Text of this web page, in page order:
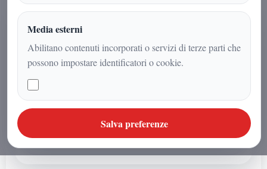
AUDIO ARTICOLO
Ascolta l'audio articolo
Questo articolo ha un audio dedicato della redazione.
Media esterni
Abilitano contenuti incorporati o servizi di terze parti che
possono impostare identificatori o cookie.
Salva preferenze